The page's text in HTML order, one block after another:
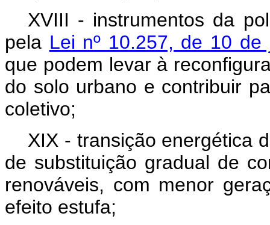
XVIII - instrumentos da
pela Lei nº 10.257, de 10
que podem levar à
do solo urbano e contribuir
coletivo;
XIX - transição energética
de substituição gradual de
renováveis, com menor
efeito estufa;